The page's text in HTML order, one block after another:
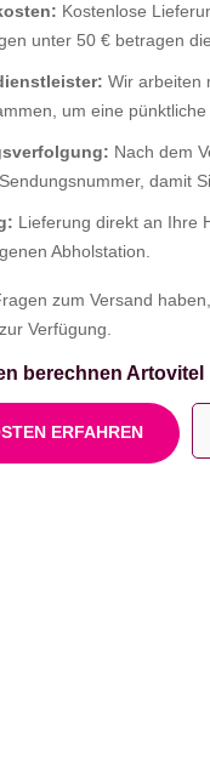
Kostenlose
unter 50 € betragen
Wir arbeiten
um eine
Nach dem
damit
Lieferung direkt an Ihre
Abholstation.
zum Versand
Verfügung.
berechnen Artovitel
ERFAHREN